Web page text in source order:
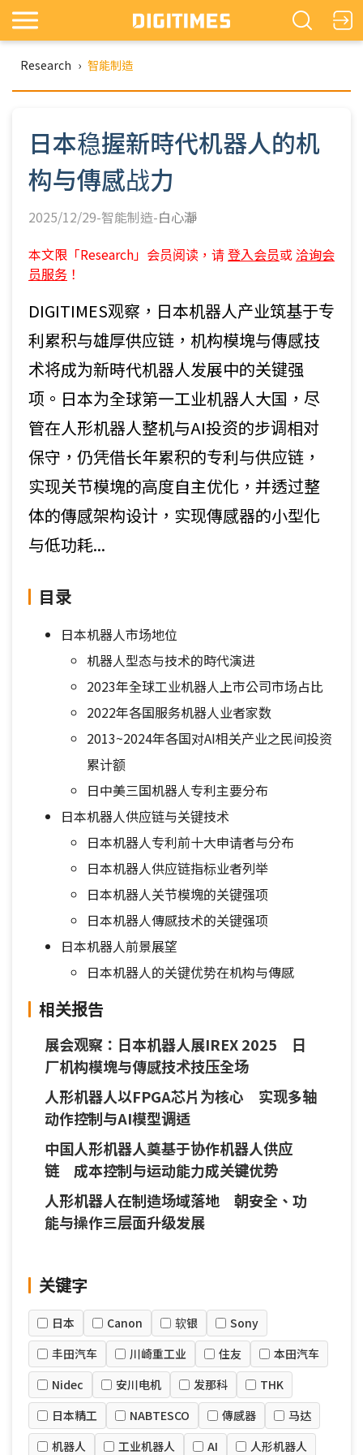
Research › 智能制造
日本稳握新時代机器人的机
构与傳感战力
2025/12/29-智能制造-白心瀞
本文限「Research」会员阅读，请登入会员或 洽询会
员服务 ！
DIGITIMES观察，日本机器人产业筑基于专
利累积与雄厚供应链，机构模塊与傳感技
术将成为新時代机器人发展中的关键强
项。日本为全球第一工业机器人大国，尽
管在人形机器人整机与AI投资的步调相对
保守，仍凭借长年累积的专利与供应链，
实现关节模塊的高度自主优化，并透过整
体的傳感架构设计，实现傳感器的小型化
与低功耗...
目录
日本机器人市场地位
机器人型态与技术的時代演进
2023年全球工业机器人上市公司市场占比
2022年各国服务机器人业者家数
2013~2024年各国对AI相关产业之民间投资
累计额
日中美三国机器人专利主要分布
日本机器人供应链与关键技术
日本机器人专利前十大申请者与分布
日本机器人供应链指标业者列举
日本机器人关节模塊的关键强项
日本机器人傳感技术的关键强项
日本机器人前景展望
日本机器人的关键优势在机构与傳感
相关报告
展会观察：日本机器人展IREX 2025 日
厂机构模塊与傳感技术技压全场
人形机器人以FPGA芯片为核心 实现多轴
动作控制与AI模型调适
中国人形机器人奠基于协作机器人供应
链 成本控制与运动能力成关键优势
人形机器人在制造场域落地 朝安全、功
能与操作三层面升级发展
关键字
日本 Canon 软银
Sony
丰田汽车
川崎重工业 住友
本田汽车
Nidec
安川电机 发那科
THK
日本精工
NABTESCO 傳感器
马达
机器人
工业机器人 AI 人形机器人